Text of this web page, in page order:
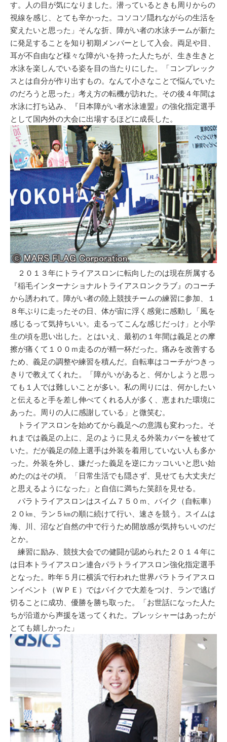
す。人の目が気になりました。潜っているときも周りからの
視線を感じ、とても辛かった。コソコソ隠れながらの生活を
変えたいと思った」そんな折、障がい者の水泳チームが新た
に発足することを知り初期メンバーとして入会。両足や目、
耳が不自由など様々な障がいを持った人たちが、生き生きと
水泳を楽しんでいる姿を目の当たりにした。「コンプレック
スとは自分が作り出すもの。なんて小さなことで悩んでいた
のだろうと思った」考え方の転機が訪れた。その後４年間は
水泳に打ち込み、『日本障がい者水泳連盟』の強化指定選手
として国内外の大会に出場するほどに成長した。
２０１３年にトライアスロンに転向したのは現在所属する
『稲毛インターナショナルトライアスロンクラブ』のコーチ
から誘われて。障がい者の陸上競技チームの練習に参加、１
８年ぶりに走ったその日、体が宙に浮く感覚に感動し「風を
感じるって気持ちいい。走るってこんな感じだっけ」と小学
生の頃を思い出した。とはいえ、最初の１年間は義足との摩
擦が痛くて１００ｍ走るのが精一杯だった。痛みを改善する
ため、義足の調整や練習を積んだ。自転車はコーチがつきっ
きりで教えてくれた。「障がいがあると、何かしようと思っ
ても１人では難しいことが多い。私の周りには、何かしたい
と伝えると手を差し伸べてくれる人が多く、恵まれた環境に
あった。周りの人に感謝している」と微笑む。
トライアスロンを始めてから義足への意識も変わった。そ
れまでは義足の上に、足のように見える外装カバーを被せて
いた。だが義足の陸上選手は外装を着用していない人も多か
った。外装を外し、嫌だった義足を逆にカッコいいと思い始
めたのはその頃。「日常生活でも隠さず、見せても大丈夫だ
と思えるようになった」と自信に満ちた笑顔を見せる。
パラトライアスロンはスイム７５０ｍ、バイク（自転車）
２０㎞、ラン５㎞の順に続けて行い、速さを競う。スイムは
海、川、沼など自然の中で行うため開放感が気持ちいいのだ
とか。
練習に励み、競技大会での健闘が認められた２０１４年に
は日本トライアスロン連合パラトライアスロン強化指定選手
となった。昨年５月に横浜で行われた世界パラトライアスロ
ンイベント（ＷＰＥ）ではバイクで大差をつけ、ランで逃げ
切ることに成功、優勝を勝ち取った。「お世話になった人た
ちが沿道から声援を送ってくれた。プレッシャーはあったが
とても嬉しかった」